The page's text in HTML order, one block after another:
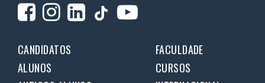
CANDIDATOS
FACULDADE
ALUNOS
CURSOS